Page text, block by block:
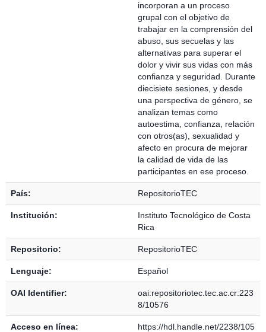
incorporan a un proceso
grupal con el objetivo de
trabajar en la comprensión del
abuso, sus secuelas y las
alternativas para superar el
dolor y vivir sus vidas con más
confianza y seguridad. Durante
diecisiete sesiones, y desde
una perspectiva de género, se
analizan temas como
autoestima, confianza, relación
con otros(as), sexualidad y
afecto en procura de mejorar
la calidad de vida de las
participantes en ese proceso.
País: RepositorioTEC
Institución:
Instituto Tecnológico de Costa
Rica
Repositorio: RepositorioTEC
Lenguaje: Español
OAI Identifier:
oai:repositoriotec.tec.ac.cr:223
8/10576
Acceso en línea:
https://hdl.handle.net/2238/105